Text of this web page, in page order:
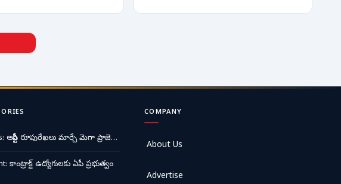
ఆర్టీసీ రూపురేఖలు మార్చే మెగా ప్రాజె…
కాంట్రాక్ట్ ఉద్యోగులకు ఏపీ ప్రభుత్వం
COMPANY
About Us
Advertise